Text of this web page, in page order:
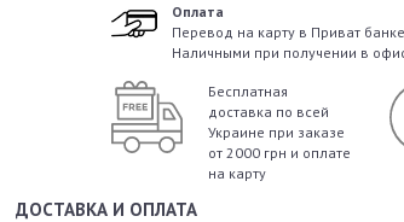
Оплата
Перевод на карту в Приват
Наличными при получении в
Бесплатная
доставка по всей
Украине при заказе
от 2000 грн и оплате
на карту
ДОСТАВКА И ОПЛАТА